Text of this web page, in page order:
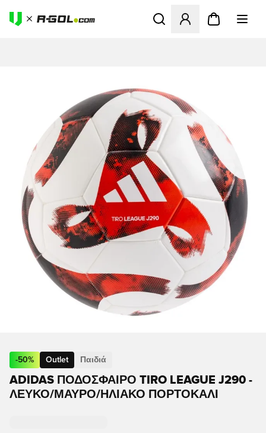
Ανοίγει ένα Modal για να
-50% Outlet Παιδιά
ADIDAS ΠΟΔΟΣΦΑΙΡΟ TIRO LEAGUE J290 -
ΛΕΥΚΌ/ΜΑΎΡΟ/ΗΛΙΑΚΌ ΠΟΡΤΟΚΆΛΙ